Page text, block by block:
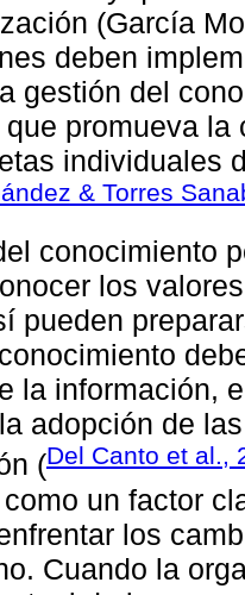
(García
deben
gestión del
promueva
individuales
& Torres
conocimiento
los
pueden
la información,
adopción de
(Del Canto et al.,
un factor
los
Cuando la